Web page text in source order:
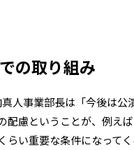
の取り組み
真人事業部長は「今後は公
配慮ということが、例え
らい重要な条件になって